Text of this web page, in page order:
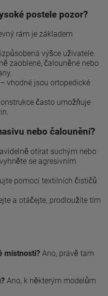
postele pozor?
rám je základem
výšce uživatele.
zaoblené, čalouněné nebo
vhodné jsou ortopedické
často umožňuje
nebo čalounění?
otírat suchým nebo
se agresivním
pomocí textilních čističů
a otáčejte, prodloužíte tím
místnosti? Ano, právě tam
Ano, k některým modelům